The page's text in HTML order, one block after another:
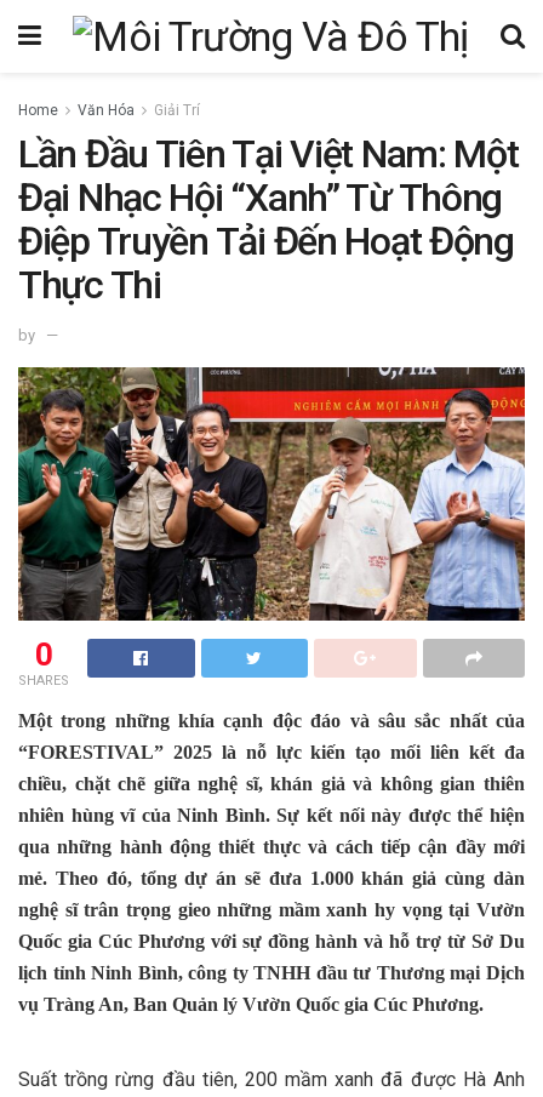
Home Văn Hóa Giải Trí
Lần Đầu Tiên Tại Việt Nam: Một
Đại Nhạc Hội “Xanh” Từ Thông
Điệp Truyền Tải Đến Hoạt Động
Thực Thi
by
0
SHARES
Một trong những khía cạnh độc đáo và sâu sắc nhất của
“FORESTIVAL” 2025 là nỗ lực kiến tạo mối liên kết đa
chiều, chặt chẽ giữa nghệ sĩ, khán giả và không gian thiên
nhiên hùng vĩ của Ninh Bình. Sự kết nối này được thể hiện
qua những hành động thiết thực và cách tiếp cận đầy mới
mẻ. Theo đó, tổng dự án sẽ đưa 1.000 khán giả cùng dàn
nghệ sĩ trân trọng gieo những mầm xanh hy vọng tại Vườn
Quốc gia Cúc Phương với sự đồng hành và hỗ trợ từ Sở Du
lịch tỉnh Ninh Bình, công ty TNHH đầu tư Thương mại Dịch
vụ Tràng An, Ban Quản lý Vườn Quốc gia Cúc Phương.
Suất trồng rừng đầu tiên, 200 mầm xanh đã được Hà Anh